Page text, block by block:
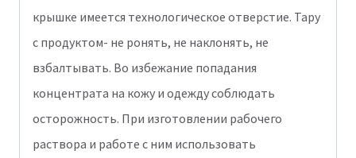
крышке имеется технологическое отверстие. Тару
с продуктом- не ронять, не наклонять, не
взбалтывать. Во избежание попадания
концентрата на кожу и одежду соблюдать
осторожность. При изготовлении рабочего
раствора и работе с ним использовать